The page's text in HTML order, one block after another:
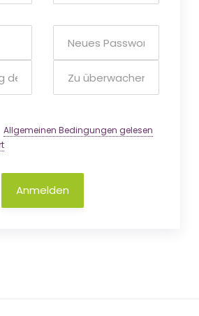
Allgemeinen Bedingungen gelesen
Anmelden